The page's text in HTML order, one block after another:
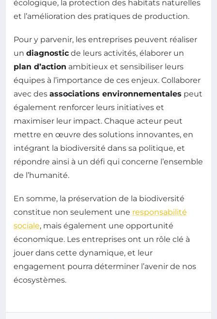
écologique, la protection des habitats naturelles
et l’amélioration des pratiques de production.
Pour y parvenir, les entreprises peuvent réaliser
un diagnostic de leurs activités, élaborer un
plan d’action ambitieux et sensibiliser leurs
équipes à l’importance de ces enjeux. Collaborer
avec des associations environnementales peut
également renforcer leurs initiatives et
maximiser leur impact. Chaque acteur peut
mettre en œuvre des solutions innovantes, en
intégrant la biodiversité dans sa politique, et
répondre ainsi à un défi qui concerne l’ensemble
de l’humanité.
En somme, la préservation de la biodiversité
constitue non seulement une responsabilité
sociale, mais également une opportunité
économique. Les entreprises ont un rôle clé à
jouer dans cette dynamique, et leur
engagement pourra déterminer l’avenir de nos
écosystèmes.